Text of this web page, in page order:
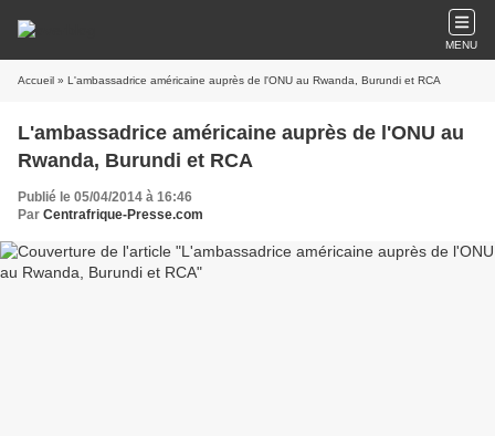
MENU
Accueil » L'ambassadrice américaine auprès de l'ONU au Rwanda, Burundi et RCA
L'ambassadrice américaine auprès de l'ONU au
Rwanda, Burundi et RCA
Publié le 05/04/2014 à 16:46
Par Centrafrique-Presse.com